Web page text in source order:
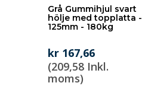
Grå Gummihjul svart
hölje med topplatta -
125mm - 180kg
kr 167,66
(209,58 Inkl.
moms)